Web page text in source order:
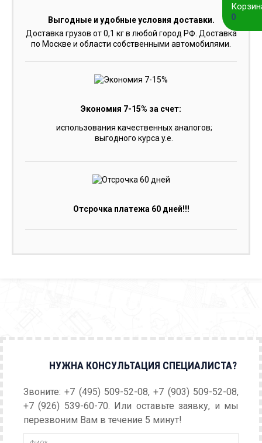
Выгодные и удобные условия доставки.
Доставка грузов от 0,1 кг в любой город РФ. Доставка
по Москве и области собственными автомобилями.
Экономия 7-15% за счет:
использования качественных аналогов;
выгодного курса y.e.
Отсрочка платежа 60 дней!!!
НУЖНА КОНСУЛЬТАЦИЯ СПЕЦИАЛИСТА?
Звоните: +7 (495) 509-52-08, +7 (903) 509-52-08,
+7 (926) 539-60-70. Или оставьте заявку, и мы
перезвоним Вам в течение 5 минут!
0